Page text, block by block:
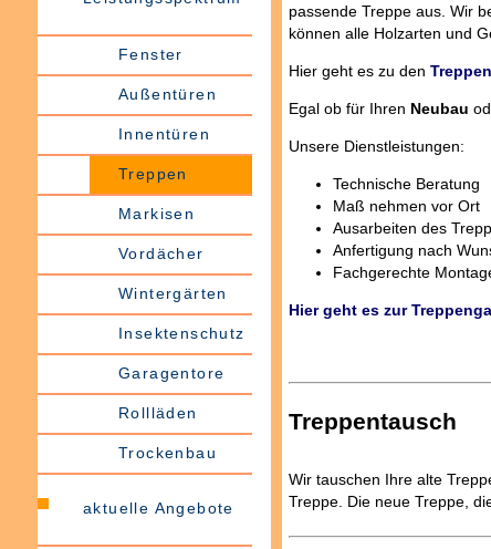
Fenster
Außentüren
Innentüren
Treppen
Markisen
Vordächer
Wintergärten
Insektenschutz
Garagentore
Rollläden
Trockenbau
aktuelle Angebote
passende Treppe aus. Wir
können alle Holzarten und
Hier geht es zu den
Egal ob für Ihren Neubau
Unsere Dienstleistungen:
Technische Beratung
Maß nehmen vor Ort
Ausarbeiten des
Anfertigung nach
Fachgerechte
Hier geht es zur
Treppentausch
Wir tauschen Ihre alte
Treppe. Die neue Treppe,